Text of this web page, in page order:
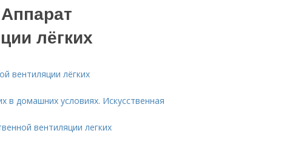
лёгких
вентиляции лёгких
в домашних условиях. Искусственная
вентиляции легких